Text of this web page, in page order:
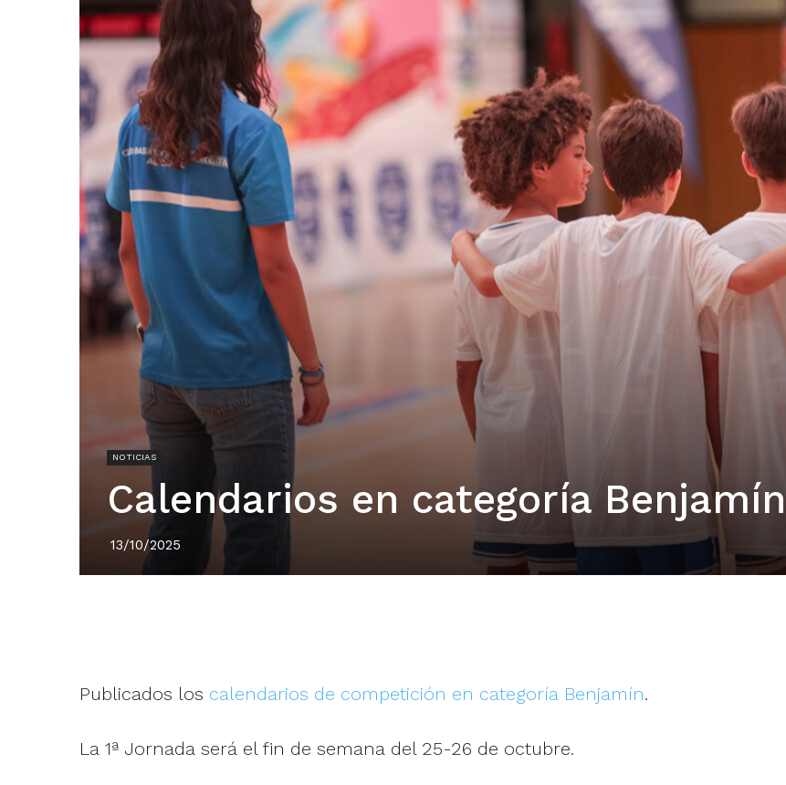
NOTICIAS
Calendarios en categoría Benjamín
13/10/2025
Publicados los calendarios de competición en categoría Benjamín.
La 1ª Jornada será el fin de semana del 25-26 de octubre.